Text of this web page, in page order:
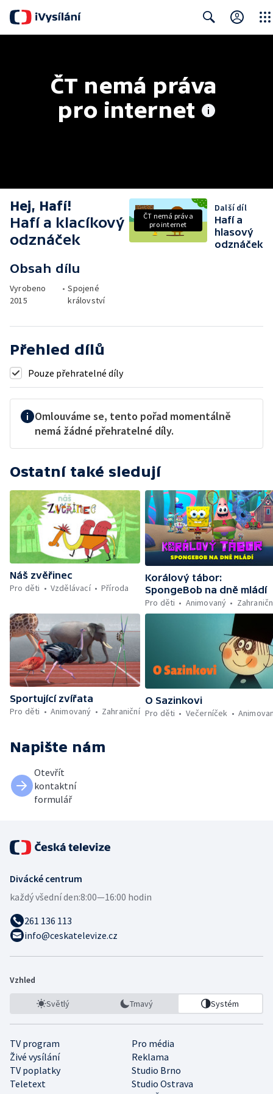
ČT nemá práva
pro internet
Hej, Hafí!
Hafí a klacíkový
odznáček
Obsah dílu
Vyrobeno
2015
• Spojené
království
ČT nemá práva
pro internet
Další díl
Hafí a
hlasový
odznáček
Přehled dílů
Pouze přehratelné díly
Omlouváme se, tento pořad momentálně
nemá žádné přehratelné díly.
Ostatní také sledují
Náš zvěřinec
Pro děti
Vzdělávací Příroda
Korálový tábor:
SpongeBob na dně mládí
Pro děti
Animovaný
Sportující zvířata
Pro děti
Animovaný Zahraniční
O Sazinkovi
Pro děti
Večerníček
Napište nám
Otevřít
kontaktní
formulář
Divácké centrum
každý všední den:8:00—16:00 hodin
261 136 113
info@ceskatelevize.cz
Vzhled
Světlý Tmavý Systém
TV program
Pro média
Živé vysílání
Reklama
TV poplatky
Studio Brno
Teletext
Studio Ostrava